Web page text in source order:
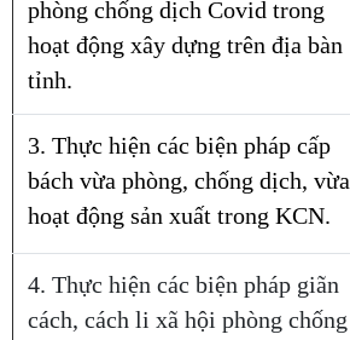
phòng chống dịch Covid trong
hoạt động xây dựng trên địa bàn
tỉnh.
3. Thực hiện các biện pháp cấp
bách vừa phòng, chống dịch, vừa
hoạt động sản xuất trong KCN.
4. Thực hiện các biện pháp giãn
cách, cách li xã hội phòng chống